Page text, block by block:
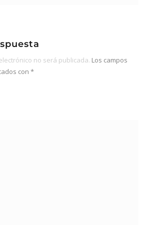
no será publicada. Los campos
con *